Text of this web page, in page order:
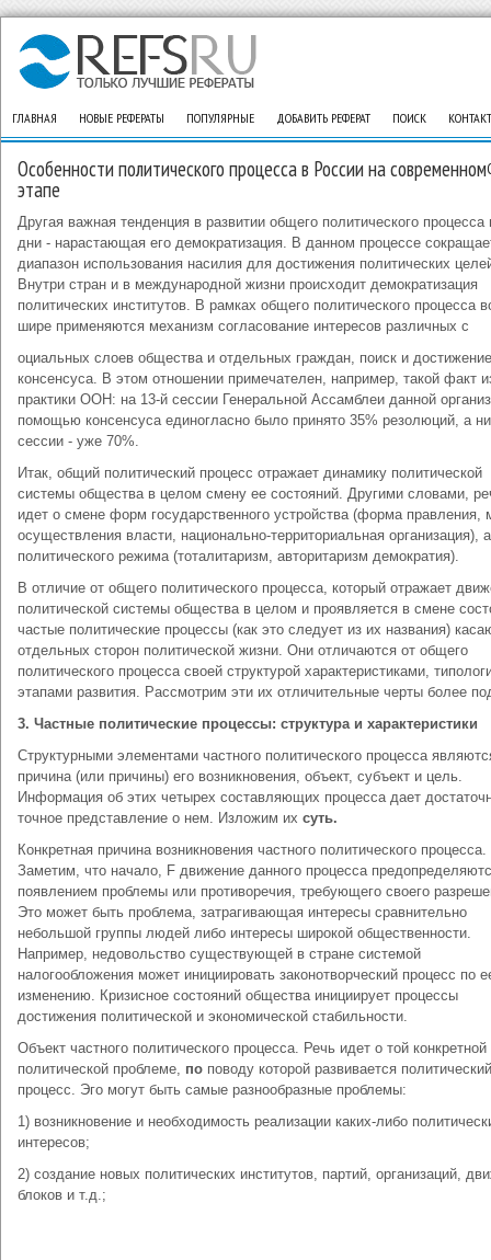
ГЛАВНАЯ НОВЫЕ РЕФЕРАТЫ ПОПУЛЯРНЫЕ ДОБАВИТЬ РЕФЕРАТ ПОИСК
Особенности политического процесса в России на современном
этапе
Другая важная тенденция в развитии общего политического
дни - нарастающая его демократизация. В данном процессе
диапазон использования насилия для достижения политических
Внутри стран и в международной жизни происходит демократизация
политических институтов. В рамках общего политического процесса
шире применяются механизм согласование интересов различных с
оциальных слоев общества и отдельных граждан, поиск и достижение
консенсуса. В этом отношении примечателен, например, такой факт
практики ООН: на 13-й сессии Генеральной Ассамблеи данной
помощью консенсуса единогласно было принято 35% резолюций, а
сессии - уже 70%.
Итак, общий политический процесс отражает динамику политической
системы общества в целом смену ее состояний. Другими словами,
идет о смене форм государственного устройства (форма правления,
осуществления власти, национально-территориальная организация),
политического режима (тоталитаризм, авторитаризм демократия).
В отличие от общего политического процесса, который отражает
политической системы общества в целом и проявляется в смене
частые политические процессы (как это следует из их названия)
отдельных сторон политической жизни. Они отличаются от общего
политического процесса своей структурой характеристиками,
этапами развития. Рассмотрим эти их отличительные черты более
3. Частные политические процессы: структура и характеристики
Структурными элементами частного политического процесса
причина (или причины) его возникновения, объект, субъект и цель.
Информация об этих четырех составляющих процесса дает
точное представление о нем. Изложим их суть.
Конкретная причина возникновения частного политического процесса.
Заметим, что начало, F движение данного процесса
появлением проблемы или противоречия, требующего своего
Это может быть проблема, затрагивающая интересы сравнительно
небольшой группы людей либо интересы широкой общественности.
Например, недовольство существующей в стране системой
налогообложения может инициировать законотворческий процесс по
изменению. Кризисное состояний общества инициирует процессы
достижения политической и экономической стабильности.
Объект частного политического процесса. Речь идет о той конкретной
политической проблеме, по поводу которой развивается политический
процесс. Эго могут быть самые разнообразные проблемы:
1) возникновение и необходимость реализации каких-либо
интересов;
2) создание новых политических институтов, партий, организаций,
блоков и т.д.;